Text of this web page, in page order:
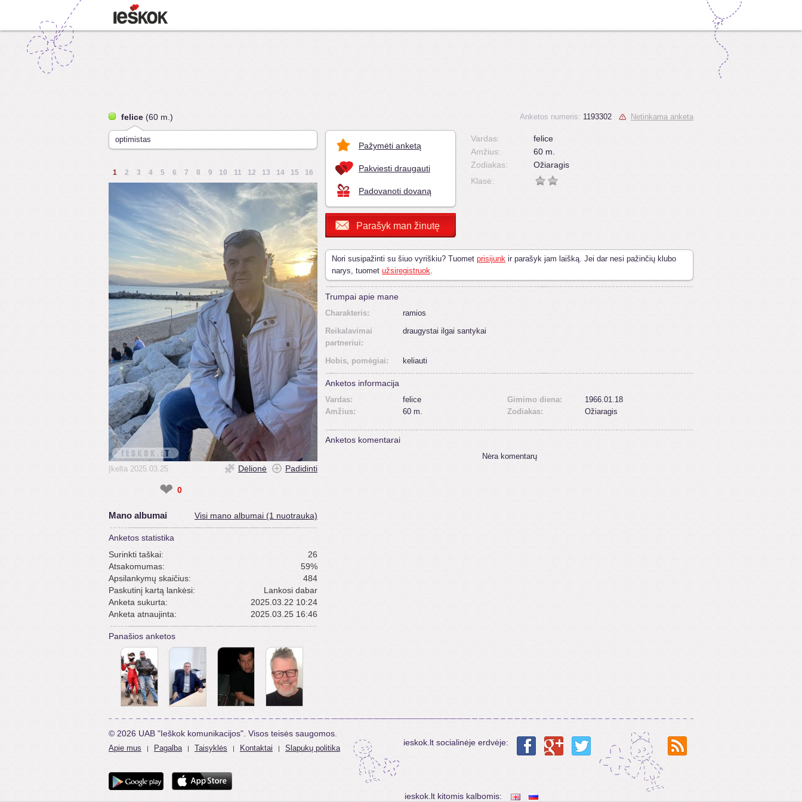
felice (60 m.)
optimistas
1 2 3 4 5 6 7 8 9 10 11 12 13 14 15 16
Įkelta 2025.03.25 Dėlionė Padidinti
❤ 0
Mano albumai Visi mano albumai (1 nuotrauka)
Anketos statistika
Surinkti taškai:
26
Atsakomumas:
59%
Apsilankymų skaičius:
484
Paskutinį kartą lankėsi:
Lankosi dabar
Anketa sukurta:
2025.03.22 10:24
Anketa atnaujinta:
2025.03.25 16:46
Panašios anketos
Pažymėti anketą
Pakviesti draugauti
Padovanoti dovaną
Parašyk man žinutę
Anketos numeris: 1193302 Netinkama anketa
Vardas:
felice
Amžius:
60 m.
Zodiakas:
Ožiaragis
Klasė:
Nori susipažinti su šiuo vyriškiu? Tuomet prisijunk ir parašyk jam laišką. Jei dar nesi pažinčių klubo
narys, tuomet užsiregistruok.
Trumpai apie mane
Charakteris:
ramios
Reikalavimai
partneriui:
draugystai ilgai santykai
Hobis, pomėgiai: keliauti
Anketos informacija
Vardas:
felice
Amžius:
60 m.
Gimimo diena:
1966.01.18
Zodiakas:
Ožiaragis
Anketos komentarai
Nėra komentarų
© 2026 UAB "Ieškok komunikacijos". Visos teisės saugomos.
Apie mus | Pagalba | Taisyklės | Kontaktai | Slapukų politika
ieskok.lt socialinėje erdvėje:
ieskok.lt kitomis kalbomis: